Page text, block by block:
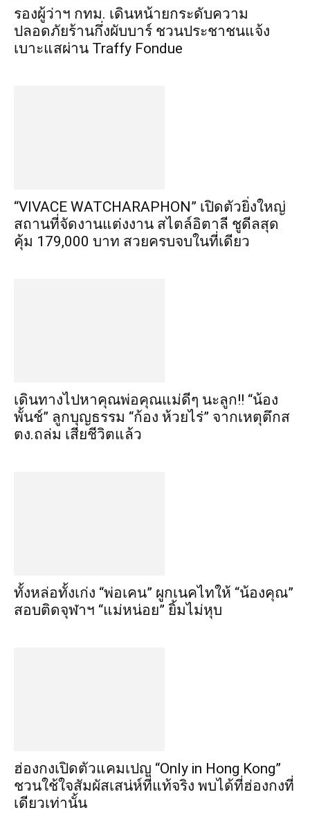
รองผู้ว่าฯ กทม. เดินหน้ายกระดับความ
ปลอดภัยร้านกึ่งผับบาร์ ชวนประชาชนแจ้ง
เบาะแสผ่าน Traffy Fondue
“VIVACE WATCHARAPHON” เปิดตัวยิ่งใหญ่
สถานที่จัดงานแต่งงาน สไตล์อิตาลี ชูดีลสุด
คุ้ม 179,000 บาท สวยครบจบในที่เดียว
เดินทางไปหาคุณพ่อคุณแม่ดีๆ นะลูก!! “น้อง
พั้นช์” ลูกบุญธรรม “ก้อง ห้วยไร่” จากเหตุตึกส
ตง.ถล่ม เสียชีวิตแล้ว
ทั้งหล่อทั้งเก่ง “พ่อเคน” ผูกเนคไทให้ “น้องคุณ”
สอบติดจุฬาฯ “แม่หน่อย” ยิ้มไม่หุบ
ฮ่องกงเปิดตัวแคมเปญ “Only in Hong Kong”
ชวนใช้ใจสัมผัสเสน่ห์ที่แท้จริง พบได้ที่ฮ่องกงที่
เดียวเท่านั้น